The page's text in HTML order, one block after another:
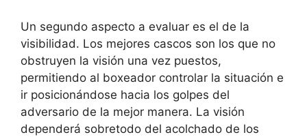
Un segundo aspecto a evaluar es el de la
visibilidad. Los mejores cascos son los que no
obstruyen la visión una vez puestos,
permitiendo al boxeador controlar la situación e
ir posicionándose hacia los golpes del
adversario de la mejor manera. La visión
dependerá sobretodo del acolchado de los